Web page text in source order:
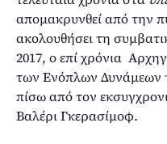
απομακρυνθεί από την
ακολουθήσει τη
2017, ο επί χρόνια
των Ενόπλων Δυνάμεων
πίσω από τον
Βαλέρι Γκερασίμοφ.